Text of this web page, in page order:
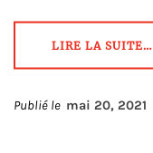
LIRE LA SUITE…
Publié le mai 20, 2021